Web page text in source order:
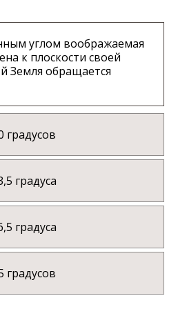
углом воображаемая
к плоскости своей
Земля обращается
градусов
градуса
градуса
градусов